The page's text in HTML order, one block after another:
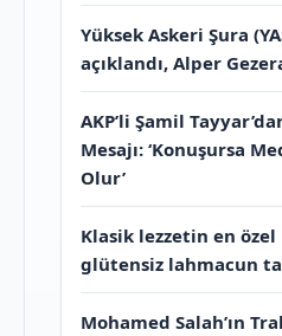
Yüksek Askeri Şura
açıklandı, Alper
AKP’li Şamil
Mesajı: ‘Konuşursa
Olur’
Klasik lezzetin en
glütensiz lahmacun
Mohamed Salah’ın